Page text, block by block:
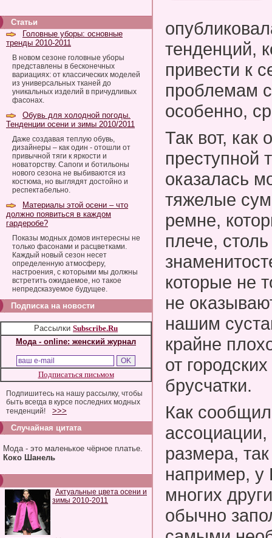
Статьи
Головные уборы: основные
тренды 2010-2011
В новом сезоне головные уборы
представлены в бесконечных
вариациях: от классических моделей
из универсальных тканей до
уникальных изделий в причудливых
фасонах.
Обувь для холодной погоды.
Тенденции осени и зимы 2010/2011
Даже создавая теплую обувь,
дизайнеры – как один - отошли от
привычной тяги к яркости и
новаторству. Сапоги и ботильоны
нового сезона не выбиваются из
костюма, но выглядят достойно и
респектабельно.
Материалы этой осени – что
должно появиться в каждом
гардеробе?
Показы модных домов интересны не
только фасонами и расцветками.
Каждый новый сезон несет
определенную атмосферу,
настроения, с которыми мы должны
встретить ожидаемое, но такое
непредсказуемое будущее.
Подписка на новости
Рассылки Subscribe.Ru
Мода - online: женский журнал
Подписаться письмом
Подпишитесь на нашу рассылку, чтобы
быть всегда в курсе последних модных
тенденций!
>>>
Случайная цитата
Мода - это маленькое чёрное платье.
Коко Шанель
Актуальные цвета осени и
зимы 2010-2011
тенденций,
привести к
проблемам
особенно,
Так вот, как
преступной
оказалась
тяжелые
ремне,
плече,
которые не
не
нашим
крайне
от
брусчатки.
Как
ассоциации,
размера,
например, у
многих
обычно